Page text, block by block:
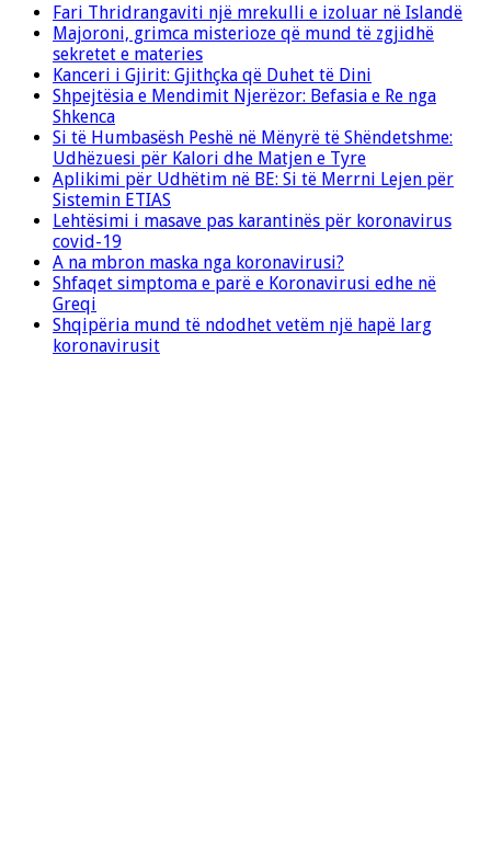
Fari Thridrangaviti një mrekulli e izoluar në Islandë
Majoroni, grimca misterioze që mund të zgjidhë
sekretet e materies
Kanceri i Gjirit: Gjithçka që Duhet të Dini
Shpejtësia e Mendimit Njerëzor: Befasia e Re nga
Shkenca
Si të Humbasësh Peshë në Mënyrë të Shëndetshme:
Udhëzuesi për Kalori dhe Matjen e Tyre
Aplikimi për Udhëtim në BE: Si të Merrni Lejen për
Sistemin ETIAS
Lehtësimi i masave pas karantinës për koronavirus
covid-19
A na mbron maska nga koronavirusi?
Shfaqet simptoma e parë e Koronavirusi edhe në
Greqi
Shqipëria mund të ndodhet vetëm një hapë larg
koronavirusit